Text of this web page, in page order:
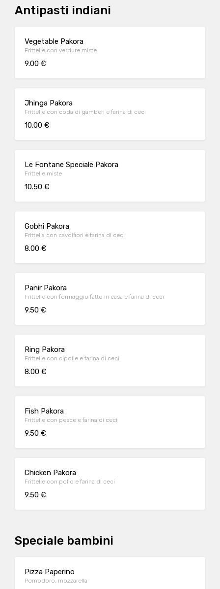
Antipasti indiani
Vegetable Pakora
Frittelle con verdure miste
9.00 €
Jhinga Pakora
Frittelle con coda di gamberi e farina di ceci
10.00 €
Le Fontane Speciale Pakora
Frittelle miste
10.50 €
Gobhi Pakora
Frittella con cavolfiori e farina di ceci
8.00 €
Panir Pakora
Frittelle con formaggio fatto in casa e farina di ceci
9.50 €
Ring Pakora
Frittelle con cipolle e farina di ceci
8.00 €
Fish Pakora
Frittelle con pesce e farina di ceci
9.50 €
Chicken Pakora
Frittelle con pollo e farina di ceci
9.50 €
Speciale bambini
Pizza Paperino
Pomodoro, mozzarella